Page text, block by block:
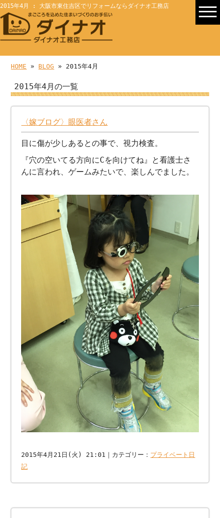
2015年4月 : 大阪市東住吉区でリフォームならダイナオ工務店
HOME » BLOG » 2015年4月
2015年4月の一覧
〈嫁ブログ〉眼医者さん
目に傷が少しあるとの事で、視力検査。
『穴の空いてる方向にCを向けてね』と看護士さ
んに言われ、ゲームみたいで、楽しんでました。
2015年4月21日(火) 21:01｜カテゴリー： プライベート日
記